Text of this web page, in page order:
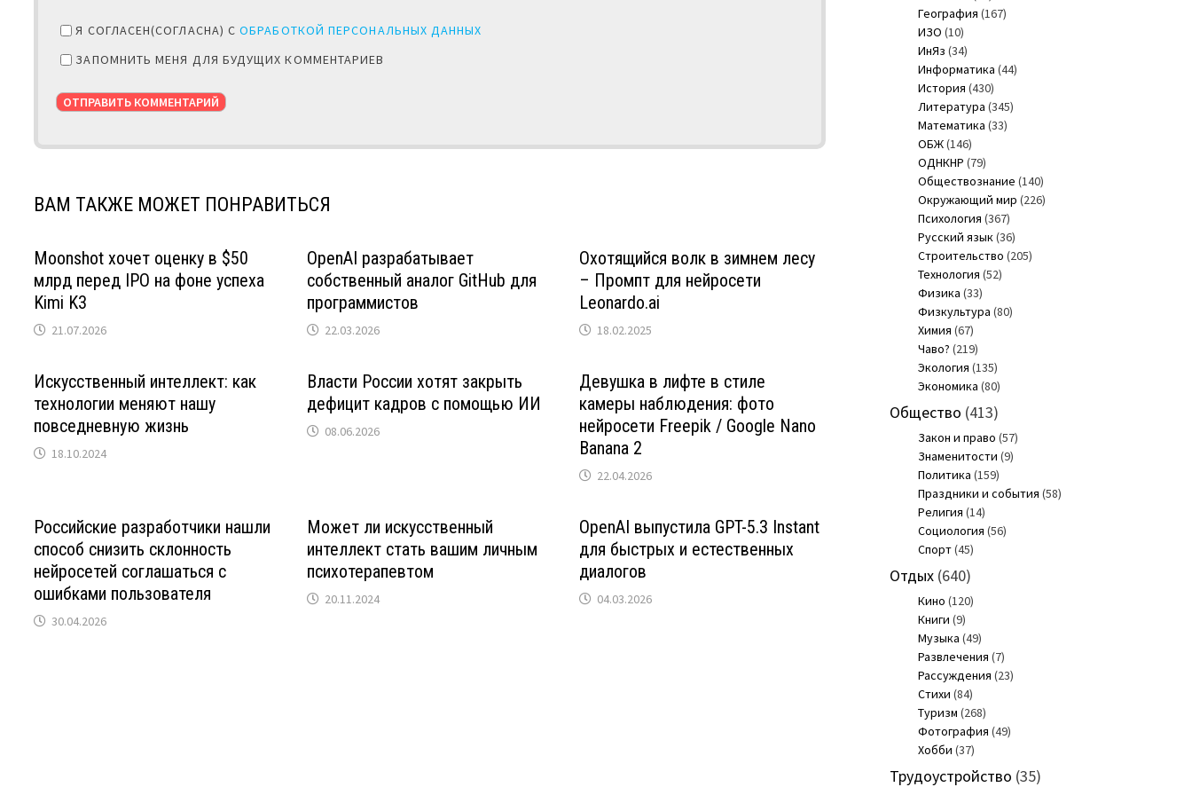
Я СОГЛАСЕН(СОГЛАСНА) СОБРАБОТКОЙ ПЕРСОНАЛЬНЫХ ДАННЫХ
ЗАПОМНИТЬ МЕНЯ ДЛЯ БУДУЩИХ КОММЕНТАРИЕВ
ВАМ ТАКЖЕ МОЖЕТ ПОНРАВИТЬСЯ
Moonshot хочет оценку в $50
млрд перед IPO на фоне успеха
Kimi K3
21.07.2026
OpenAI разрабатывает
собственный аналог GitHub для
программистов
22.03.2026
Охотящийся волк в зимнем лесу
– Промпт для нейросети
Leonardo.ai
18.02.2025
Искусственный интеллект: как
технологии меняют нашу
повседневную жизнь
18.10.2024
Власти России хотят закрыть
дефицит кадров с помощью ИИ
08.06.2026
Девушка в лифте в стиле
камеры наблюдения: фото
нейросети Freepik / Google Nano
Banana 2
22.04.2026
Российские разработчики нашли
способ снизить склонность
нейросетей соглашаться с
ошибками пользователя
30.04.2026
Может ли искусственный
интеллект стать вашим личным
психотерапевтом
20.11.2024
OpenAI выпустила GPT-5.3 Instant
для быстрых и естественных
диалогов
04.03.2026
География (167)
ИЗО (10)
ИнЯз (34)
Информатика (44)
История (430)
Литература (345)
Математика (33)
ОБЖ(146)
ОДНКНР (79)
Обществознание (140)
Окружающий мир (226)
Психология (367)
Русский язык(36)
Строительство (205)
Технология (52)
Физика (33)
Физкультура (80)
Химия (67)
Чаво? (219)
Экология (135)
Экономика (80)
Общество (413)
Закон и право (57)
Знаменитости (9)
Политика (159)
Праздники и события (58)
Религия (14)
Социология (56)
Спорт(45)
Отдых(640)
Кино (120)
Книги (9)
Музыка (49)
Развлечения (7)
Рассуждения (23)
Стихи (84)
Туризм (268)
Фотография (49)
Хобби (37)
Трудоустройство (35)